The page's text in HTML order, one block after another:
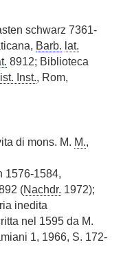
schwarz 7361-
Barb. lat.
8912; Biblioteca
Inst., Rom,
di mons. M. M.,
1576-1584,
(Nachdr. 1972);
inedita
nel 1595 da M.
1, 1966, S. 172-